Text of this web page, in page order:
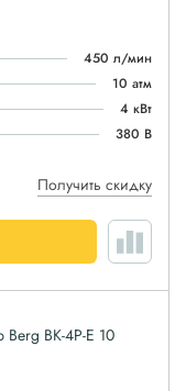
450 л/мин
10 атм
4 кВт
380 В
Получить скидку
Berg ВК-4Р-E 10